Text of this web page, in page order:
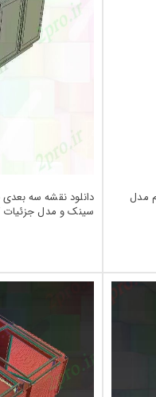
مدل
دانلود نقشه سه
سینک و مدل جزئیات